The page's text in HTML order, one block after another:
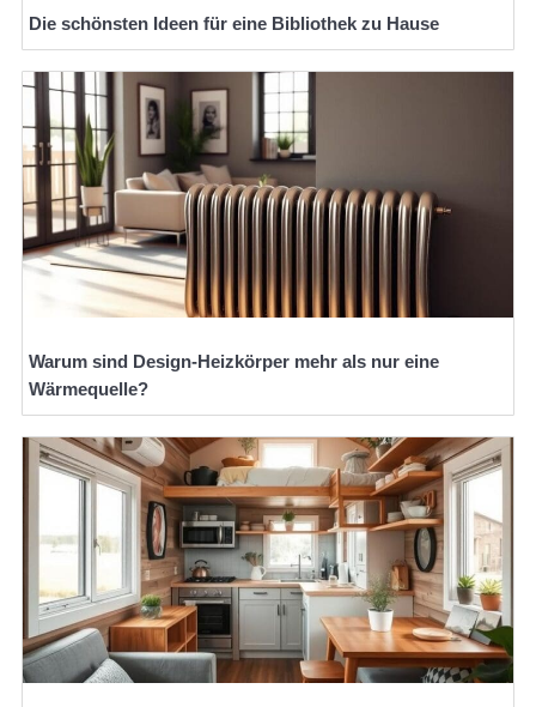
Die schönsten Ideen für eine Bibliothek zu Hause
Warum sind Design-Heizkörper mehr als nur eine
Wärmequelle?